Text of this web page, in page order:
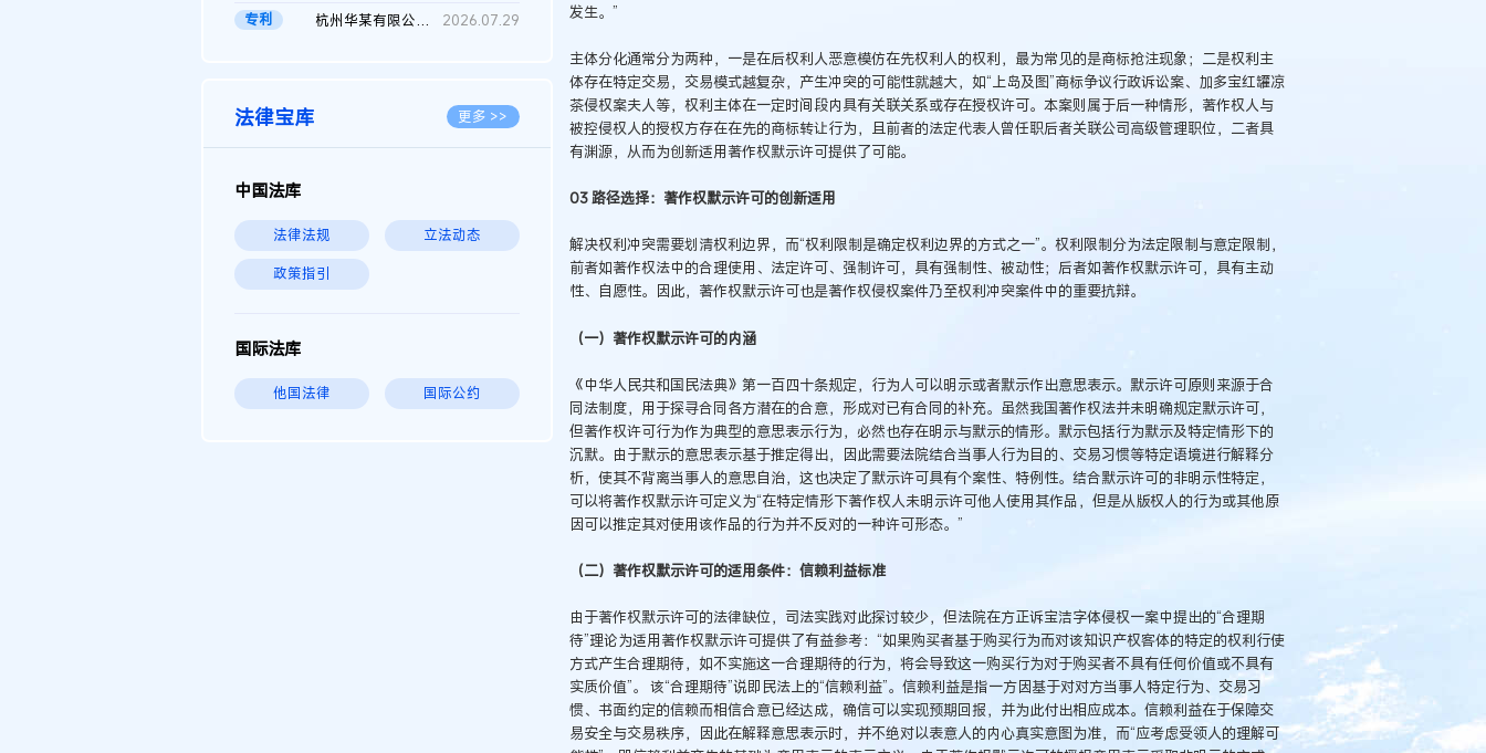
专利
杭州华某有限公司与菲某有限公司侵害发明专利权纠纷 2026.07.29
法律宝库 更多 >>
中国法库
法律法规 立法动态
政策指引
国际法库
他国法律 国际公约
发生。”
主体分化通常分为两种，一是在后权利人恶意模仿在先权利人的权利，最为常见的是商标抢注现象；二是权利主
体存在特定交易，交易模式越复杂，产生冲突的可能性就越大，如“上岛及图”商标争议行政诉讼案、加多宝红罐凉
茶侵权案夫人等，权利主体在一定时间段内具有关联关系或存在授权许可。本案则属于后一种情形，著作权人与
被控侵权人的授权方存在在先的商标转让行为，且前者的法定代表人曾任职后者关联公司高级管理职位，二者具
有渊源，从而为创新适用著作权默示许可提供了可能。
03 路径选择：著作权默示许可的创新适用
解决权利冲突需要划清权利边界，而“权利限制是确定权利边界的方式之一”。权利限制分为法定限制与意定限制，
前者如著作权法中的合理使用、法定许可、强制许可，具有强制性、被动性；后者如著作权默示许可，具有主动
性、自愿性。因此，著作权默示许可也是著作权侵权案件乃至权利冲突案件中的重要抗辩。
（一）著作权默示许可的内涵
《中华人民共和国民法典》第一百四十条规定，行为人可以明示或者默示作出意思表示。默示许可原则来源于合
同法制度，用于探寻合同各方潜在的合意，形成对已有合同的补充。虽然我国著作权法并未明确规定默示许可，
但著作权许可行为作为典型的意思表示行为，必然也存在明示与默示的情形。默示包括行为默示及特定情形下的
沉默。由于默示的意思表示基于推定得出，因此需要法院结合当事人行为目的、交易习惯等特定语境进行解释分
析，使其不背离当事人的意思自治，这也决定了默示许可具有个案性、特例性。结合默示许可的非明示性特定，
可以将著作权默示许可定义为“在特定情形下著作权人未明示许可他人使用其作品，但是从版权人的行为或其他原
因可以推定其对使用该作品的行为并不反对的一种许可形态。”
（二）著作权默示许可的适用条件：信赖利益标准
由于著作权默示许可的法律缺位，司法实践对此探讨较少，但法院在方正诉宝洁字体侵权一案中提出的“合理期
待”理论为适用著作权默示许可提供了有益参考：“如果购买者基于购买行为而对该知识产权客体的特定的权利行使
方式产生合理期待，如不实施这一合理期待的行为，将会导致这一购买行为对于购买者不具有任何价值或不具有
实质价值”。 该“合理期待”说即民法上的“信赖利益”。信赖利益是指一方因基于对对方当事人特定行为、交易习
惯、书面约定的信赖而相信合意已经达成，确信可以实现预期回报，并为此付出相应成本。信赖利益在于保障交
易安全与交易秩序，因此在解释意思表示时，并不绝对以表意人的内心真实意图为准，而“应考虑受领人的理解可